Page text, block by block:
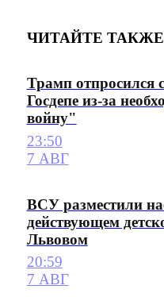
ЧИТАЙТЕ ТАКЖЕ
Трамп отпросился
Госдепе из-за
войну"
23:50
7 АВГ
ВСУ разместили
действующем
Львовом
20:59
7 АВГ